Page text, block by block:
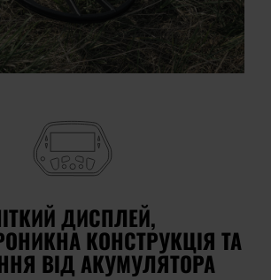
ДИСПЛЕЙ,
КОНСТРУКЦІЯ ТА
ВІД АКУМУЛЯТОРА